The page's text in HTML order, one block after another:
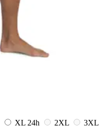
XL 24h 2XL
3XL